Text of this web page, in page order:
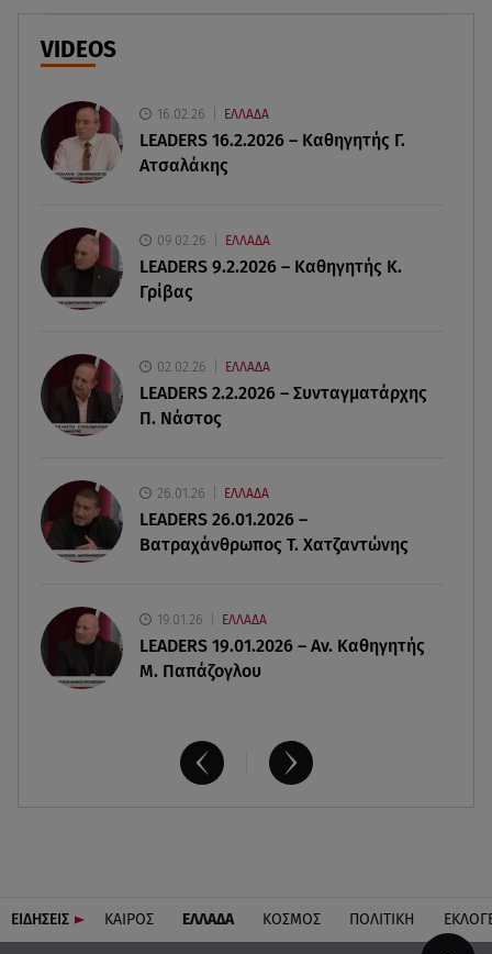
Lepas: Δείτε τι σημαίνει το όνομα της μάρκας
10.08.26 , 18:52
πρέπει να περιέχει
10.08.26 , 18:45
10.08.26 , 18:35
Καλογερόπουλος: Πότε και πού θα γίνει η κηδεία
10.08.26 , 18:12
Αυξάνονται οι ώρες υπερωριακής εργασίας των
εποχικών πυροσβεστών
Το προσωπικό «αντίο» της Μάρας Ζαχαρέα στον
Στέλιο Ράμφο
VIDEOS
16.02.26 ΕΛΛΑΔΑ
LEADERS 16.2.2026 – Καθηγητής Γ.
Ατσαλάκης
09.02.26 ΕΛΛΑΔΑ
LEADERS 9.2.2026 – Καθηγητής Κ.
Γρίβας
02.02.26 ΕΛΛΑΔΑ
LEADERS 2.2.2026 – Συνταγματάρχης
Π. Νάστος
26.01.26 ΕΛΛΑΔΑ
LEADERS 26.01.2026 –
Βατραχάνθρωπος Τ. Χατζαντώνης
19.01.26 ΕΛΛΑΔΑ
LEADERS 19.01.2026 – Αν. Καθηγητής
Μ. Παπάζογλου
ΕΙΔΗΣΕΙΣ ΚΑΙΡΟΣ ΕΛΛΑΔΑ ΚΟΣΜΟΣ ΠΟΛΙΤΙΚΗ